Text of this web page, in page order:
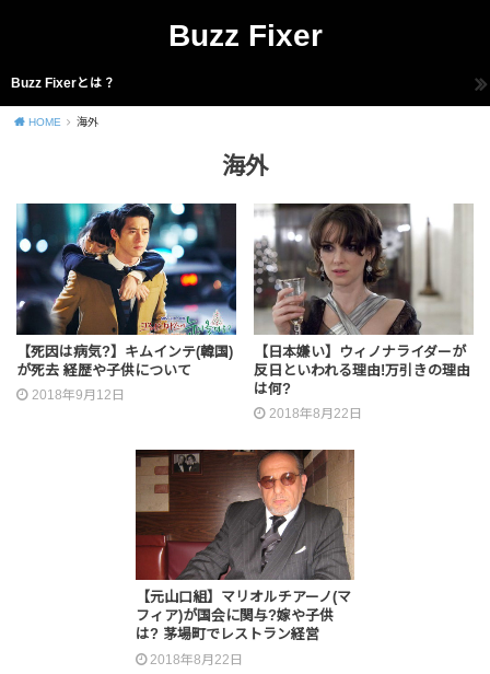
Buzz Fixer
Buzz Fixerとは？
HOME 海外
海外
【死因は病気?】キムインテ(韓国)
が死去 経歴や子供について
2018年9月12日
【日本嫌い】ウィノナライダーが
反日といわれる理由!万引きの理由
は何?
2018年8月22日
【元山口組】マリオルチアーノ(マ
フィア)が国会に関与?嫁や子供
は? 茅場町でレストラン経営
2018年8月22日